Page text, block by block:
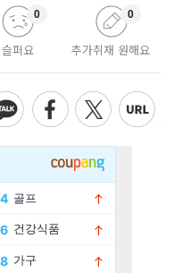
슬퍼요
0
추가취재 원해요
0